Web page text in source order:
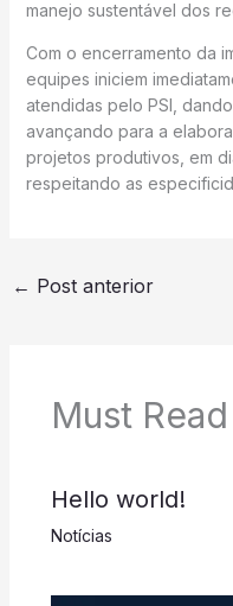
manejo sustentável dos
Com o encerramento da
equipes iniciem
atendidas pelo PSI,
avançando para a
projetos produtivos, em
respeitando as
← Post anterior
Must Read
Hello world!
Notícias